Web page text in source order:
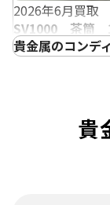
2026年6月買取
SV1000 茶筒
貴金属のコンデ
S（完品に近い
貴